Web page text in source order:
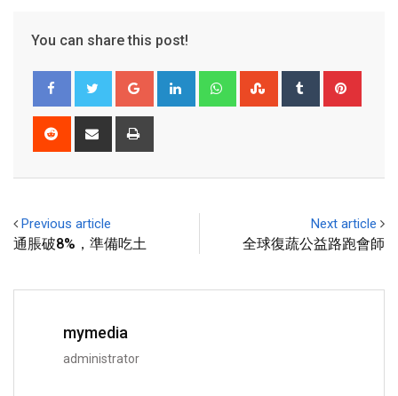
You can share this post!
Previous article
通脹破8%，準備吃土
Next article
全球復蔬公益路跑會師
mymedia
administrator